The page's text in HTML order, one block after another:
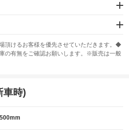
ABS
頂けるお客様を優先させていただきます。◆
の有無をご確認お願いします。※販売は一般
車時)